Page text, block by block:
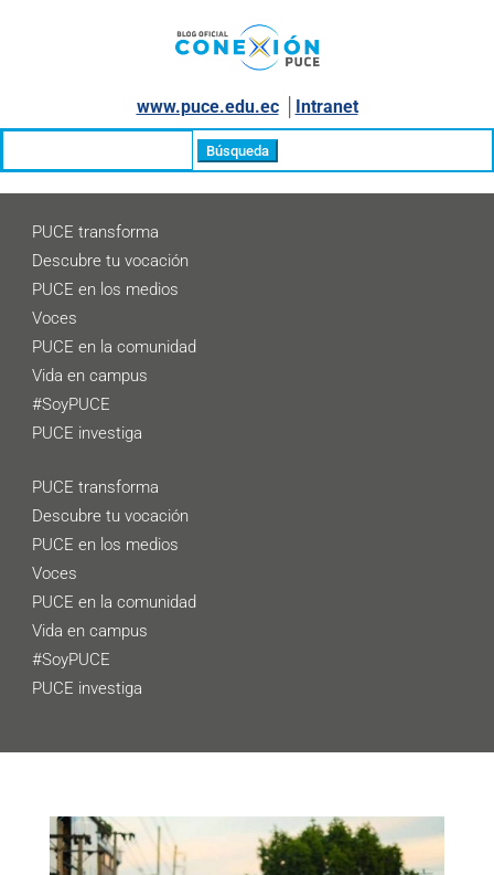
www.puce.edu.ec│ Intranet
PUCE transforma
Descubre tu vocación
PUCE en los medios
Voces
PUCE en la comunidad
Vida en campus
#SoyPUCE
PUCE investiga
PUCE transforma
Descubre tu vocación
PUCE en los medios
Voces
PUCE en la comunidad
Vida en campus
#SoyPUCE
PUCE investiga